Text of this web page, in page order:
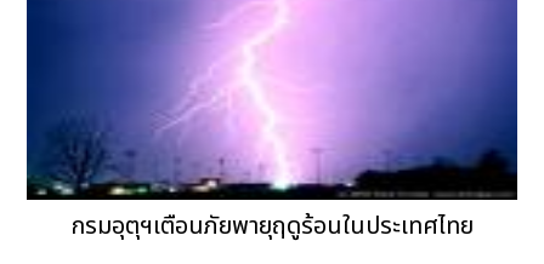
กรมอุตุฯเตือนภัยพายุฤดูร้อนในประเทศไทย